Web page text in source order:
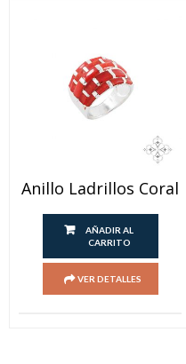
Anillo Ladrillos Coral
AÑADIR AL
CARRITO
VER DETALLES